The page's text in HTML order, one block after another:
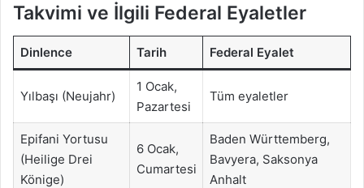
Takvimi ve İlgili Federal Eyaletler
Dinlence Tarih Federal Eyalet
Yılbaşı (Neujahr)
1 Ocak,
Pazartesi
Tüm eyaletler
Epifani Yortusu
(Heilige Drei
Könige)
6 Ocak,
Cumartesi
Baden Württemberg,
Bavyera, Saksonya
Anhalt